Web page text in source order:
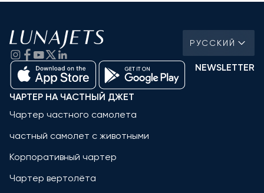
РУССКИЙ
NEWSLETTER
ЧАРТЕР НА ЧАСТНЫЙ ДЖЕТ
Чартер частного самолета
частный самолет с животными
Корпоративный чартер
Чартер вертолёта